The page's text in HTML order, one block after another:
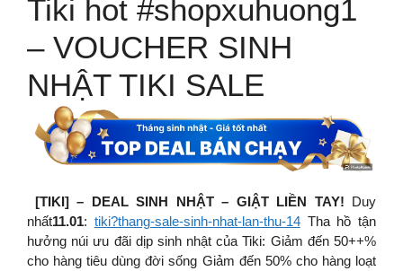
Tiki hot #shopxuhuong1
– VOUCHER SINH
NHẬT TIKI SALE
[TIKI] – DEAL SINH NHẬT – GIẬT LIỀN TAY! Duy
nhất11.01: tiki?thang-sale-sinh-nhat-lan-thu-14Tha hồ tận
hưởng núi ưu đãi dịp sinh nhật của Tiki: Giảm đến 50++%
cho hàng tiêu dùng đời sống Giảm đến 50% cho hàng loạt